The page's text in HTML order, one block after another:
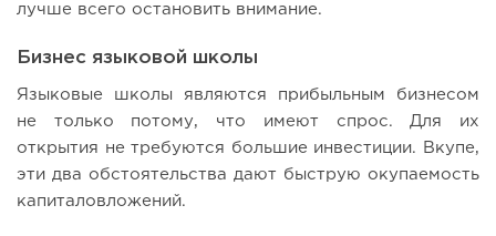
лучше всего остановить внимание.
Бизнес языковой школы
Языковые школы являются прибыльным бизнесом
не только потому, что имеют спрос. Для их
открытия не требуются большие инвестиции. Вкупе,
эти два обстоятельства дают быструю окупаемость
капиталовложений.